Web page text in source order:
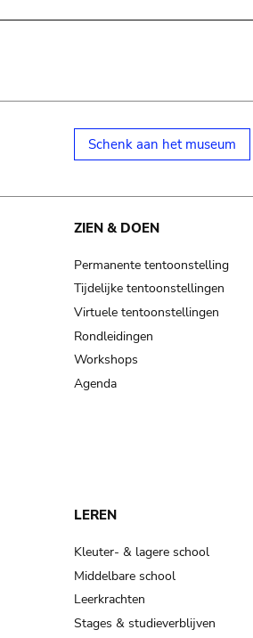
Schenk aan het museum
ZIEN & DOEN
Permanente tentoonstelling
Tijdelijke tentoonstellingen
Virtuele tentoonstellingen
Rondleidingen
Workshops
Agenda
LEREN
Kleuter- & lagere school
Middelbare school
Leerkrachten
Stages & studieverblijven